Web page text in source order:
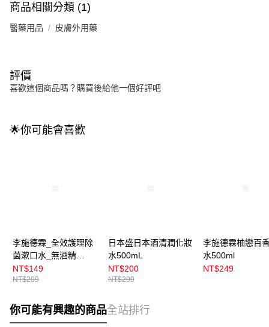
商品相關分類 (1)
醫藥用品 皮膚外用藥
評價
喜歡這個商品嗎？購買後給他一個好評吧
🌟你可能會喜歡
李施德霖_全效護理除
菌漱口水_無酒精
500ml
NT$149
NT$209
日本盛日本酒清潤化妝
水500mL
NT$200
NT$299
李施德霖柚戀百
水500ml
NT$249
你可能有興趣的商品全站排行